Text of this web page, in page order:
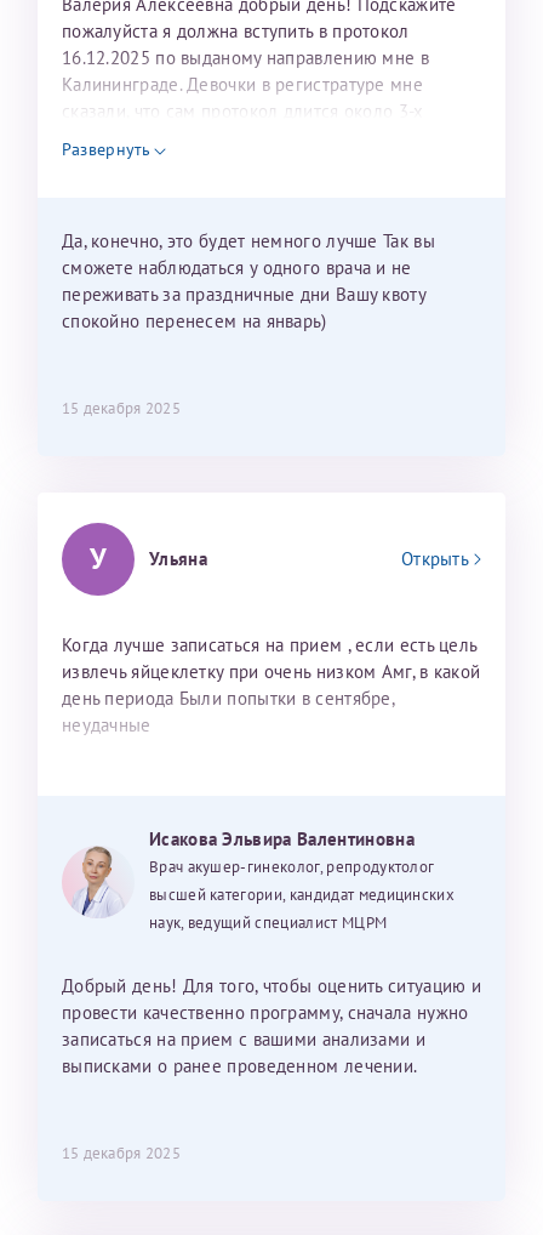
пожалуйста я должна вступить в протокол
16.12.2025 по выданому направлению мне в
Калининграде. Девочки в регистратуре мне
сказали, что сам протокол длится около 3-х
недель и 3 недели я должна находится в Питере.
Можно мне новый год провести в Калининграде и
Развернуть
Да, конечно, это будет немного лучше Так вы
сможете наблюдаться у одного врача и не
переживать за праздничные дни Вашу квоту
спокойно перенесем на январь)
15 декабря 2025
У Ульяна Открыть
Когда лучше записаться на прием , если есть цель
извлечь яйцеклетку при очень низком Амг, в какой
день периода Были попытки в сентябре,
неудачные
Исакова Эльвира Валентиновна
Врач акушер-гинеколог, репродуктолог
высшей категории, кандидат медицинских
наук, ведущий специалист МЦРМ
Добрый день! Для того, чтобы оценить ситуацию и
провести качественно программу, сначала нужно
записаться на прием с вашими анализами и
выписками о ранее проведенном лечении.
15 декабря 2025